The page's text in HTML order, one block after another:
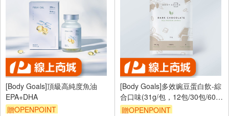
[Body Goals]頂級高純度魚油
EPA+DHA
贈OPENPOINT
[Body Goals]多效豌豆蛋白飲-綜
合口味(31g/包，12包/30包/60包
入)
贈OPENPOINT